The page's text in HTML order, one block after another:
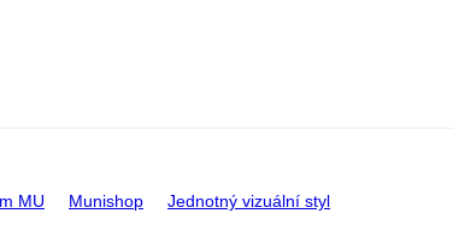
MU Munishop Jednotný vizuální styl